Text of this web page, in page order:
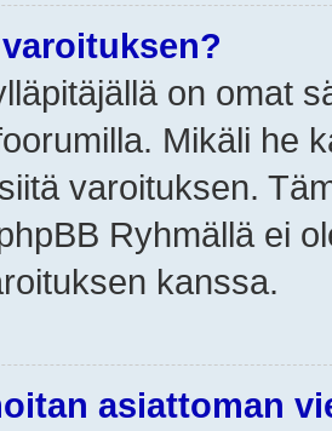
on omat
Mikäli he
varoituksen.
Ryhmällä ei
kanssa.
asiattoman